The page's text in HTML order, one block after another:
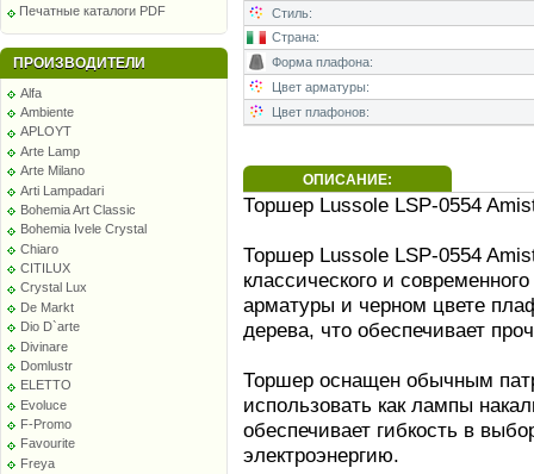
Печатные каталоги PDF
ПРОИЗВОДИТЕЛИ
Alfa
Ambiente
APLOYT
Arte Lamp
Arte Milano
Arti Lampadari
Bohemia Art Classic
Bohemia Ivele Crystal
Chiaro
CITILUX
Crystal Lux
De Markt
Dio D`arte
Divinare
Domlustr
ELETTO
Evoluce
F-Promo
Favourite
Freya
Стиль:
Страна:
Форма плафона:
Цвет арматуры:
Цвет плафонов:
ОПИСАНИЕ:
Торшер Lussole LSP-0554
Торшер Lussole LSP-0554
классического и
арматуры и черном цвете
дерева, что обеспечивает
Торшер оснащен обычным
использовать как лампы
обеспечивает гибкость в
электроэнергию.